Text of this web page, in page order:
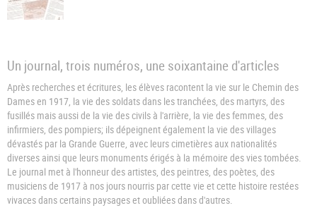
Un journal, trois numéros, une soixantaine d'articles
Après recherches et écritures, les élèves racontent la vie sur le Chemin des
Dames en 1917, la vie des soldats dans les tranchées, des martyrs, des
fusillés mais aussi de la vie des civils à l'arrière, la vie des femmes, des
infirmiers, des pompiers; ils dépeignent également la vie des villages
dévastés par la Grande Guerre, avec leurs cimetières aux nationalités
diverses ainsi que leurs monuments érigés à la mémoire des vies tombées.
Le journal met à l'honneur des artistes, des peintres, des poètes, des
musiciens de 1917 à nos jours nourris par cette vie et cette histoire restées
vivaces dans certains paysages et oubliées dans d'autres.